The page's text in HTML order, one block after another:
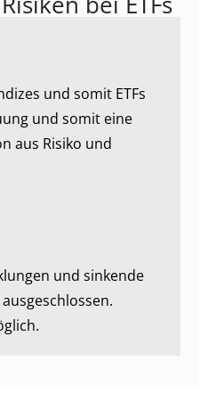
und somit ETFs
und somit eine
aus Risiko und
und sinkende